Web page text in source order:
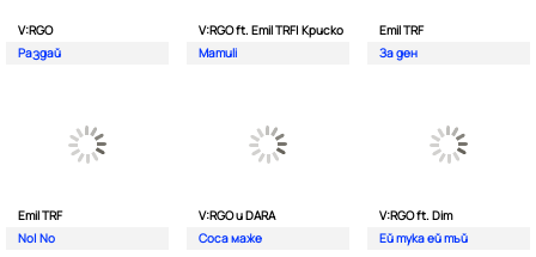
V:RGO
Раздай
V:RGO ft. Emil TRF| Криско
Mamuli
Emil TRF
За ден
Emil TRF
No| No
V:RGO и DARA
Соса маже
V:RGO ft. Dim
Ей тука ей тъй